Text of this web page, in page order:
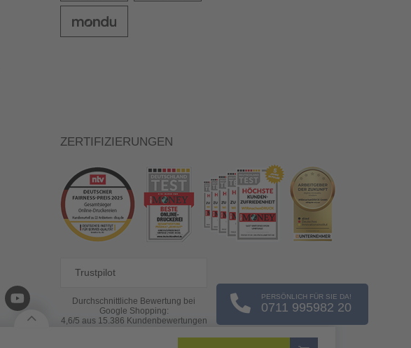
PERSÖNLICH FÜR SIE DA!
0711 995982 20
ZERTIFIZIERUNGEN
Trustpilot
Durchschnittliche Bewertung bei
Google Shopping:
4,6/5 aus 15.386 Kundenbewertungen